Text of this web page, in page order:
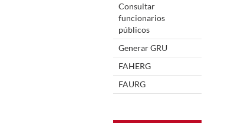
Consultar
funcionarios
públicos
Generar GRU
FAHERG
FAURG